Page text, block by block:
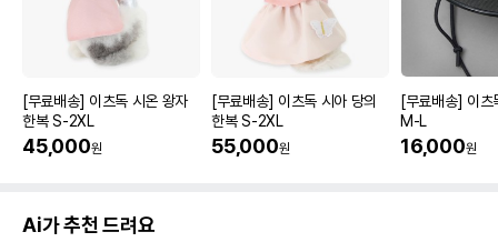
[무료배송] 이츠독 시온 왕자
한복 S-2XL
45,000원
[무료배송] 이츠독 시아 당의
한복 S-2XL
55,000원
[무료배송] 이츠
M-L
16,000원
Ai가 추천 드려요